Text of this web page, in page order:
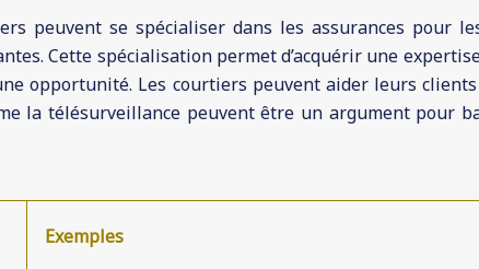
peuvent se spécialiser dans les assurances pour
Cette spécialisation permet d’acquérir une
opportunité. Les courtiers peuvent aider leurs
la télésurveillance peuvent être un argument pour
Exemples